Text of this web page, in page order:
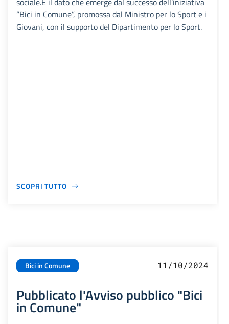
“Bici in Comune”, promossa dal Ministro per lo Sport e i
Giovani, con il supporto del Dipartimento per lo Sport.
SCOPRI TUTTO
Bici in Comune 11/10/2024
Pubblicato l'Avviso pubblico "Bici
in Comune"